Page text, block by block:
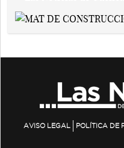
AVISO LEGAL POLÍTICA DE